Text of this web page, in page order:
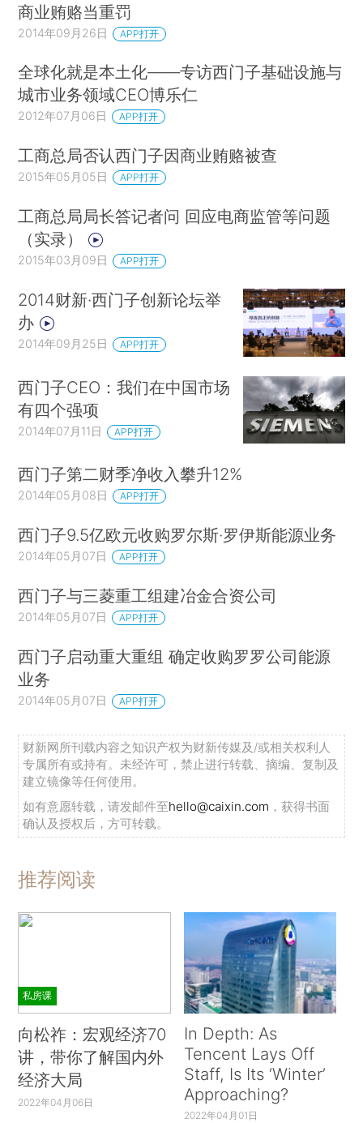
商业贿赂当重罚
2014年09月26日 APP打开
全球化就是本土化——专访西门子基础设施与
城市业务领域CEO博乐仁
2012年07月06日 APP打开
工商总局否认西门子因商业贿赂被查
2015年05月05日 APP打开
工商总局局长答记者问 回应电商监管等问题
（实录）
2015年03月09日 APP打开
2014财新·西门子创新论坛举
办
2014年09月25日 APP打开
西门子CEO：我们在中国市场
有四个强项
2014年07月11日 APP打开
西门子第二财季净收入攀升12%
2014年05月08日 APP打开
西门子9.5亿欧元收购罗尔斯·罗伊斯能源业务
2014年05月07日 APP打开
西门子与三菱重工组建冶金合资公司
2014年05月07日 APP打开
西门子启动重大重组 确定收购罗罗公司能源
业务
2014年05月07日 APP打开
财新网所刊载内容之知识产权为财新传媒及/或相关权利人
专属所有或持有。未经许可，禁止进行转载、摘编、复制及
建立镜像等任何使用。
如有意愿转载，请发邮件至hello@caixin.com ，获得书面
确认及授权后，方可转载。
推荐阅读
私房课
向松祚：宏观经济70
讲，带你了解国内外
经济大局
2022年04月06日
In Depth: As
Tencent Lays Off
Staff, Is Its ‘Winter’
Approaching?
2022年04月01日